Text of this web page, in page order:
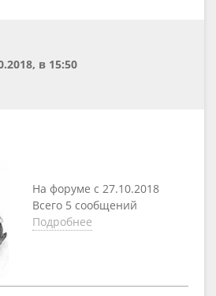
в 15:50
На форуме с 27.10.2018
Всего 5 сообщений
Подробнее